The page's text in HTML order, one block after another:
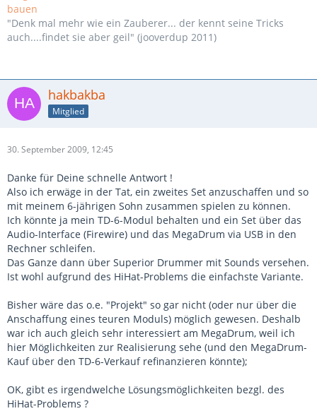
bauen
"Denk mal mehr wie ein Zauberer... der kennt seine Tricks
auch....findet sie aber geil" (jooverdup 2011)
hakbakba
Mitglied
30. September 2009, 12:45
Danke für Deine schnelle Antwort !
Also ich erwäge in der Tat, ein zweites Set anzuschaffen und so
mit meinem 6-jährigen Sohn zusammen spielen zu können.
Ich könnte ja mein TD-6-Modul behalten und ein Set über das
Audio-Interface (Firewire) und das MegaDrum via USB in den
Rechner schleifen.
Das Ganze dann über Superior Drummer mit Sounds versehen.
Ist wohl aufgrund des HiHat-Problems die einfachste Variante.
Bisher wäre das o.e. "Projekt" so gar nicht (oder nur über die
Anschaffung eines teuren Moduls) möglich gewesen. Deshalb
war ich auch gleich sehr interessiert am MegaDrum, weil ich
hier Möglichkeiten zur Realisierung sehe (und den MegaDrum-
Kauf über den TD-6-Verkauf refinanzieren könnte);
OK, gibt es irgendwelche Lösungsmöglichkeiten bezgl. des
HiHat-Problems ?